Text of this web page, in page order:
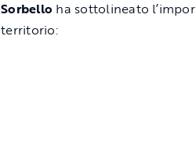
Sorbello ha sottolineato
territorio: